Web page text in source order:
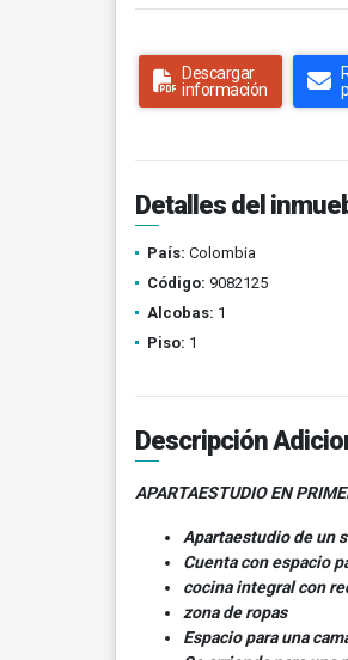
Descargar
información
Detalles del
País: Colombia
Código: 9082125
Alcobas: 1
Piso: 1
Descripción
APARTAESTUDIO EN
Apartaestudio de un
Cuenta con espacio
cocina integral con
zona de ropas
Espacio para una